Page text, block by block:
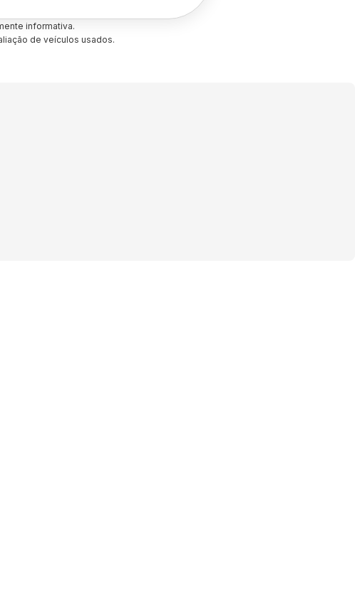
informativa.
de veículos usados.